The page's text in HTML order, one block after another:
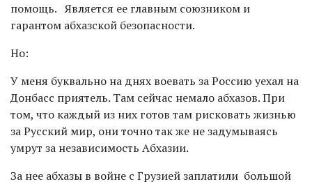
помощь. Является ее главным союзником и
гарантом абхазской безопасности.
Но:
У меня буквально на днях воевать за Россию уехал на
Донбасс приятель. Там сейчас немало абхазов. При
том, что каждый из них готов там рисковать жизнью
за Русский мир, они точно так же не задумываясь
умрут за независимость Абхазии.
За нее абхазы в войне с Грузией заплатили большой